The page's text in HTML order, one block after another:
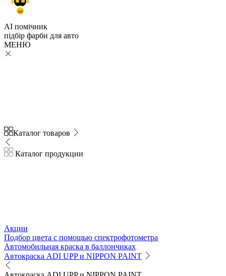
GC
AI помічник
підбір фарби для авто
МЕНЮ
Каталог товаров
Каталог продукции
Акции
Подбор цвета с помощью спектрофотометра
Автомобильная краска в баллончиках
Автокраска ADI UPP и NIPPON PAINT